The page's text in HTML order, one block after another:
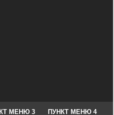
МЕНЮ 3 ПУНКТ МЕНЮ 4